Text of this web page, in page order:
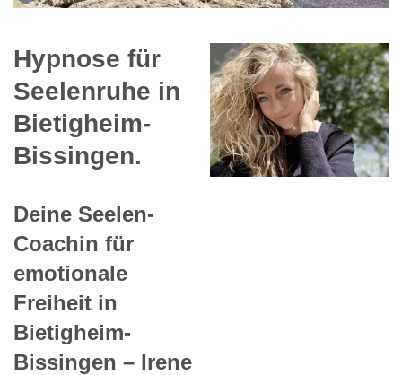
Hypnose für
Seelenruhe in
Bietigheim-
Bissingen.
Deine Seelen-
Coachin für
emotionale
Freiheit in
Bietigheim-
Bissingen – Irene